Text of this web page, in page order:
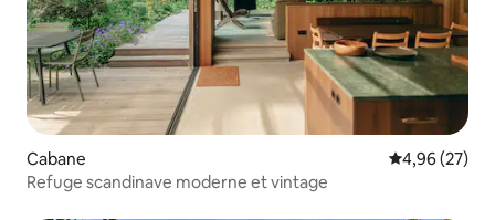
Cabane Évaluation
4,96 (27)
Refuge scandinave moderne et vintage